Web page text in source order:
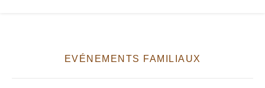
EVÉNEMENTS FAMILIAUX